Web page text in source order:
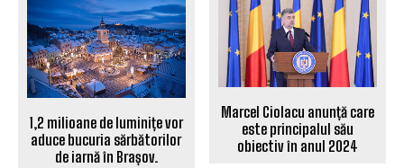
1,2 milioane de luminițe vor
aduce bucuria sărbătorilor
de iarnă în Brașov.
Marcel Ciolacu anunță care
este principalul său
obiectiv în anul 2024